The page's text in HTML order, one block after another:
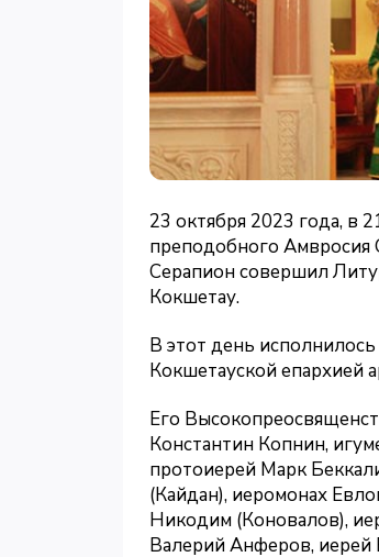
23 октября 2023 года, в
преподобного Амвросия
Серапион совершил
Кокшетау.
В этот день
Кокшетауской епархией
Его
Константин Копнин,
протоиерей Марк
(Кайдан), иеромонах
Никодим (Коновалов),
Валерий Анферов, иерей